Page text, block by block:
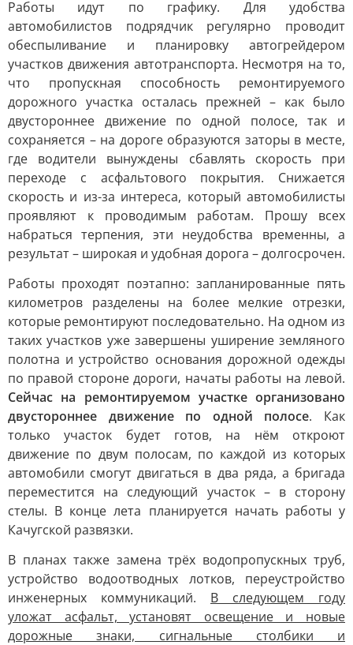
Работы идут по графику. Для удобства
автомобилистов подрядчик регулярно проводит
обеспыливание и планировку автогрейдером
участков движения автотранспорта. Несмотря на то,
что пропускная способность ремонтируемого
дорожного участка осталась прежней – как было
двустороннее движение по одной полосе, так и
сохраняется – на дороге образуются заторы в месте,
где водители вынуждены сбавлять скорость при
переходе с асфальтового покрытия. Снижается
скорость и из-за интереса, который автомобилисты
проявляют к проводимым работам. Прошу всех
набраться терпения, эти неудобства временны, а
результат – широкая и удобная дорога – долгосрочен.
Работы проходят поэтапно: запланированные пять
километров разделены на более мелкие отрезки,
которые ремонтируют последовательно. На одном из
таких участков уже завершены уширение земляного
полотна и устройство основания дорожной одежды
по правой стороне дороги, начаты работы на левой.
Сейчас на ремонтируемом участке организовано
двустороннее движение по одной полосе. Как
только участок будет готов, на нём откроют
движение по двум полосам, по каждой из которых
автомобили смогут двигаться в два ряда, а бригада
переместится на следующий участок – в сторону
стелы. В конце лета планируется начать работы у
Качугской развязки.
В планах также замена трёх водопропускных труб,
устройство водоотводных лотков, переустройство
инженерных коммуникаций. В следующем году
уложат асфальт, установят освещение и новые
дорожные знаки, сигнальные столбики и